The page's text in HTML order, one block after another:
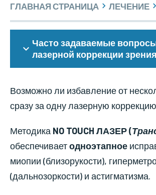
ГЛАВНАЯ СТРАНИЦА ЛЕЧЕНИЕ
Часто задаваемые
лазерной коррекции зрения
Возможно ли избавление от
сразу за одну лазерную
Методика NO TOUCH ЛАЗЕР (
обеспечиваетодноэтапное
миопии (близорукости),
(дальнозоркости) и астигматизма.